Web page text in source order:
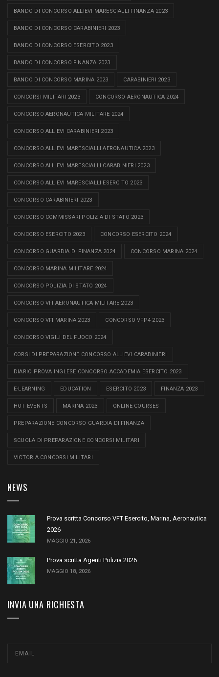
BANDO DI CONCORSO ALLIEVI MARESCIALLI FINANZA 2023
BANDO DI CONCORSO CARABINIERI 2023
BANDO DI CONCORSO ESERCITO 2023
BANDO DI CONCORSO FINANZA 2023
BANDO DI CONCORSO MARINA 2023 CARABINIERI 2023
CONCORSI MILITARI 2023 CONCORSO AERONAUTICA 2024
CONCORSO AERONAUTICA MILITARE 2024
CONCORSO ALLIEVI CARABINIERI 2023
CONCORSO ALLIEVI MARESCIALLI AERONAUTICA 2023
CONCORSO ALLIEVI MARESCIALLI CARABINIERI 2023
CONCORSO ALLIEVI MARESCIALLI ESERCITO 2023
CONCORSO CARABINIERI 2023
CONCORSO COMMISSARI POLIZIA DI STATO 2023
CONCORSO ESERCITO 2023 CONCORSO ESERCITO 2024
CONCORSO GUARDIA DI FINANZA 2024 CONCORSO MARINA 2024
CONCORSO MARINA MILITARE 2024
CONCORSO POLIZIA DI STATO 2024
CONCORSO VFI AERONAUTICA MILITARE 2023
CONCORSO VFI MARINA 2023 CONCORSO VFP4 2023
CONCORSO VIGILI DEL FUOCO 2024
CORSI DI PREPARAZIONE CONCORSO ALLIEVI CARABINIERI
DIARIO PROVA INGLESE CONCORSO ACCADEMIA ESERCITO 2023
E-LEARNING EDUCATION ESERCITO 2023 FINANZA 2023
HOT EVENTS MARINA 2023 ONLINE COURSES
PREPARAZIONE CONCORSO GUARDIA DI FINANZA
SCUOLA DI PREPARAZIONE CONCORSI MILITARI
VICTORIA CONCORSI MILITARI
NEWS
Prova scritta Concorso VFT Esercito, Marina, Aeronautica
2026
MAGGIO 21, 2026
Prova scritta Agenti Polizia 2026
MAGGIO 18, 2026
INVIA UNA RICHIESTA